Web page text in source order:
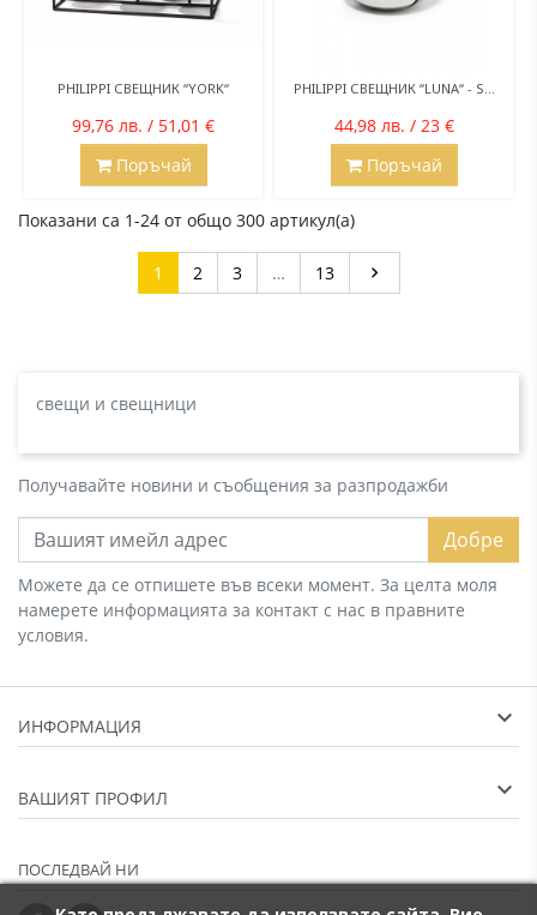
PHILIPPI СВЕЩНИК “YORK“
99,76 лв. / 51,01 €
Поръчай
PHILIPPI СВЕЩНИК “LUNA“ - S...
44,98 лв. / 23 €
Поръчай
Показани са 1-24 от общо 300 артикул(а)
1 2 3 … 13 Напред

свещи и свещници
Получавайте новини и съобщения за разпродажби
Добре
Можете да се отпишете във всеки момент. За целта моля
намерете информацията за контакт с нас в правните
условия.
ИНФОРМАЦИЯ
ВАШИЯТ ПРОФИЛ
ПОСЛЕДВАЙ НИ